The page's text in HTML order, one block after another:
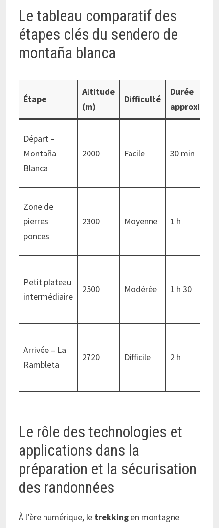
Le tableau comparatif des
étapes clés du sendero de
montaña blanca
Étape
Altitude
(m)
Difficulté
Durée
Départ –
Montaña
Blanca
2000 Facile 30 min
Zone de
pierres
ponces
2300 Moyenne 1 h
Petit plateau
intermédiaire
2500 Modérée 1 h 30
Arrivée – La
Rambleta
2720 Difficile 2 h
Le rôle des technologies et
applications dans la
préparation et la sécurisation
des randonnées
À l’ère numérique, le trekking en montagne